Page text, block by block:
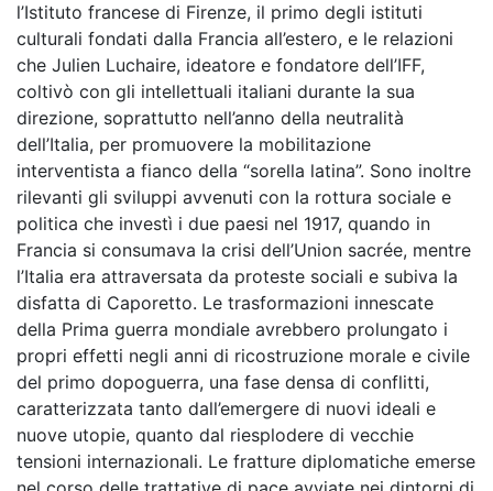
l’Istituto francese di Firenze, il primo degli istituti
culturali fondati dalla Francia all’estero, e le relazioni
che Julien Luchaire, ideatore e fondatore dell’IFF,
coltivò con gli intellettuali italiani durante la sua
direzione, soprattutto nell’anno della neutralità
dell’Italia, per promuovere la mobilitazione
interventista a fianco della “sorella latina”. Sono inoltre
rilevanti gli sviluppi avvenuti con la rottura sociale e
politica che investì i due paesi nel 1917, quando in
Francia si consumava la crisi dell’Union sacrée, mentre
l’Italia era attraversata da proteste sociali e subiva la
disfatta di Caporetto. Le trasformazioni innescate
della Prima guerra mondiale avrebbero prolungato i
propri effetti negli anni di ricostruzione morale e civile
del primo dopoguerra, una fase densa di conflitti,
caratterizzata tanto dall’emergere di nuovi ideali e
nuove utopie, quanto dal riesplodere di vecchie
tensioni internazionali. Le fratture diplomatiche emerse